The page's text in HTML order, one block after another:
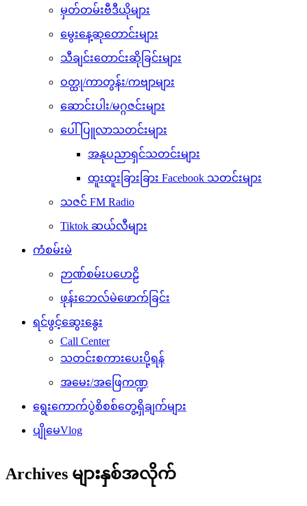
မှတ်တမ်းဗီဒီယိုများ
မွေးနေ့ဆုတောင်းများ
သီချင်းတောင်းဆိုခြင်းများ
ဝတ္ထု/ကာတွန်း/ကဗျာများ
ဆောင်းပါး/မဂ္ဂဇင်းများ
ပေါ်ပြူလာသတင်းများ
အနုပညာရှင်သတင်းများ
ထူးထူးခြားခြား Facebook သတင်းများ
သဇင် FM Radio
Tiktok ဆယ်လီများ
ကံစမ်းမဲ
ဉာဏ်စမ်းပဟေဠိ
ဖုန်းဘေလ်မဲဖောက်ခြင်း
ရင်ဖွင့်ဆွေးနွေး
Call Center
သတင်းစကားပေးပို့ရန်
အမေး/အဖြေကဏ္ဍ
ရွေးကောက်ပွဲစိစစ်တွေ့ရှိချက်များ
ပျိုမေVlog
Archives များနှစ်အလိုက်